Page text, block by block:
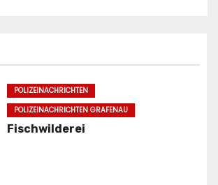
POLIZEINACHRICHTEN
POLIZEINACHRICHTEN GRAFENAU
Fischwilderei